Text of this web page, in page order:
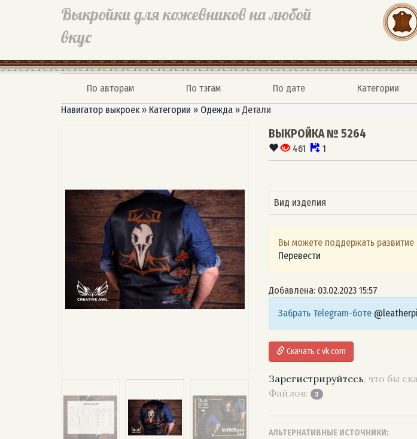
Выкройки для кожевников на любой
вкус
По авторам По тэгам По дате Категории
Навигатор выкроек » Категории » Одежда » Детали
ВЫКРОЙКА № 5264
461 1
Вид изделия
Вы можете поддержать
Перевести
Добавлена: 03.02.2023 15:57
Забрать Telegram-боте
Скачать с vk.com
Зарегистрируйтесь, что бы
Файлов:
3
АЛЬТЕРНАТИВНЫЕ ИСТОЧНИКИ: